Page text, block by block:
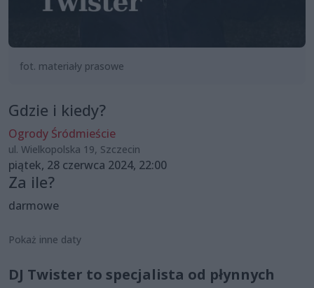
fot. materiały prasowe
Gdzie i kiedy?
Ogrody Śródmieście
ul. Wielkopolska 19, Szczecin
piątek, 28 czerwca 2024, 22:00
Za ile?
darmowe
Pokaż inne daty
DJ Twister to specjalista od płynnych